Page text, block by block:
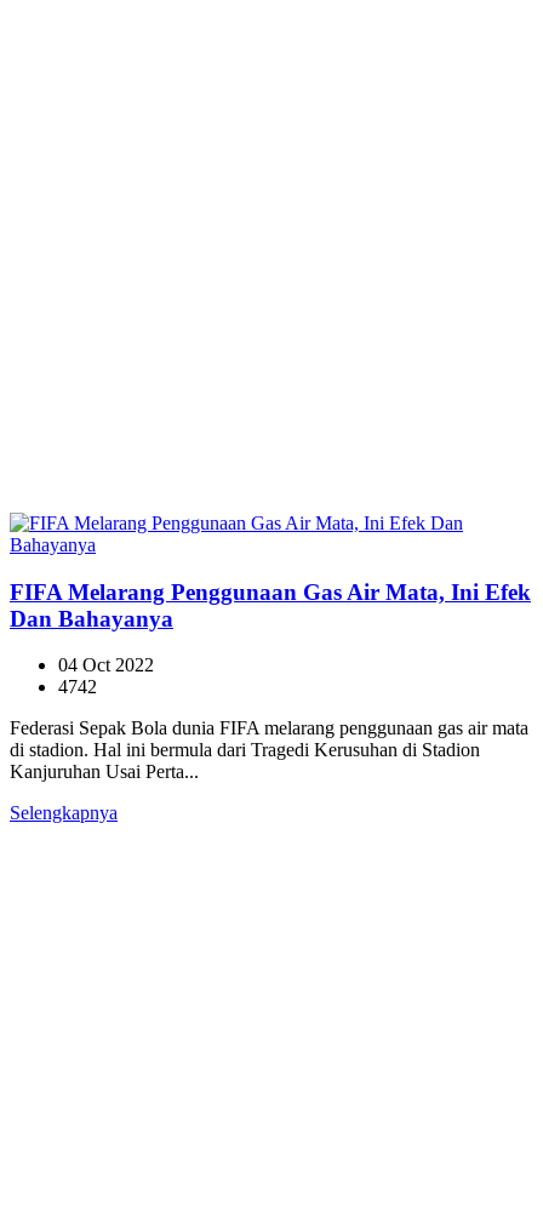
FIFA Melarang Penggunaan Gas Air Mata, Ini Efek
Dan Bahayanya
04 Oct 2022
4742
Federasi Sepak Bola dunia FIFA melarang penggunaan gas air mata
di stadion. Hal ini bermula dari Tragedi Kerusuhan di Stadion
Kanjuruhan Usai Perta...
Selengkapnya